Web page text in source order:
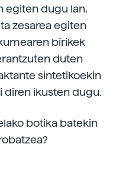
egiten dugu lan.
zesarea egiten
birikek
duten
sintetikoekin
diren ikusten dugu.
botika batekin